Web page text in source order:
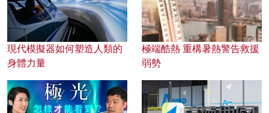
現代模擬器如何塑造人類的
身體力量
極端酷熱 重構暑熱警告救援
弱勢